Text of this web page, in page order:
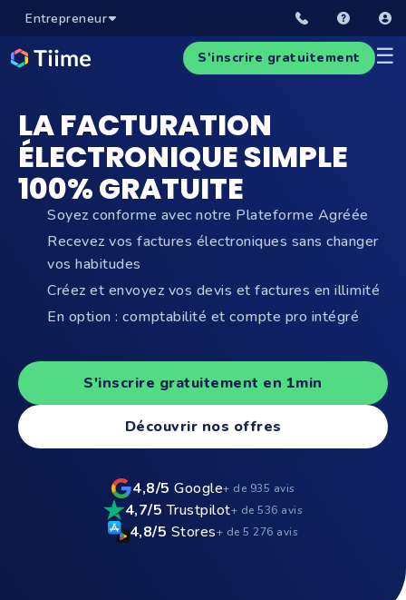
Entrepreneur
☰
S'inscrire gratuitement
LA FACTURATION
ÉLECTRONIQUE SIMPLE
100% GRATUITE
Soyez conforme avec notre Plateforme Agréée
Recevez vos factures électroniques sans changer
vos habitudes
Créez et envoyez vos devis et factures en illimité
En option : comptabilité et compte pro intégré
S'inscrire gratuitement en 1min
Découvrir nos offres
4,8/5 Google+ de 935 avis
4,7/5 Trustpilot+ de 536 avis
4,8/5 Stores+ de 5 276 avis
Voir la pub TV